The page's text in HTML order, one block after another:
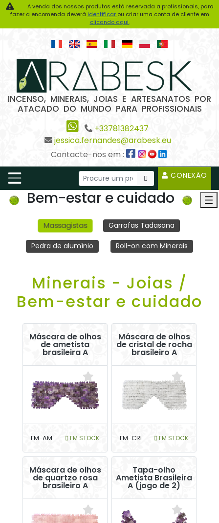
A venda dos nossos produtos está reservada a profissionais, para
fazer a encomenda deverá identificar ou criar uma conta de cliente em
clicando aqui.
INCENSO, MINERAIS, JOIAS E ARTESANATOS POR
ATACADO DO MUNDO PARA PROFISSIONAIS
+33781382437
jessica.fernandes@arabesk.eu
Contacte-nos em :
CONEXÃO
Bem-estar e cuidado
Massagistas Garrafas Tadasana
Pedra de alumínio Roll-on com Minerais
Minerais - Joias /
Bem-estar e cuidado
Máscara de olhos
de ametista
brasileira A
EM-AM EM STOCK
Máscara de olhos
de cristal de rocha
brasileiro A
EM-CRI EM STOCK
Máscara de olhos
de quartzo rosa
brasileiro A
Tapa-olho
Ametista Brasileira
A (jogo de 2)